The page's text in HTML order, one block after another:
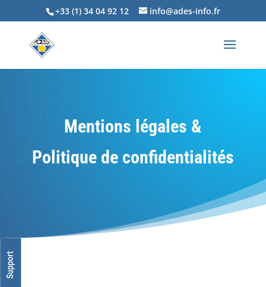
+33 (1) 34 04 92 12 info@ades-info.fr
Mentions légales &
Politique de confidentialités